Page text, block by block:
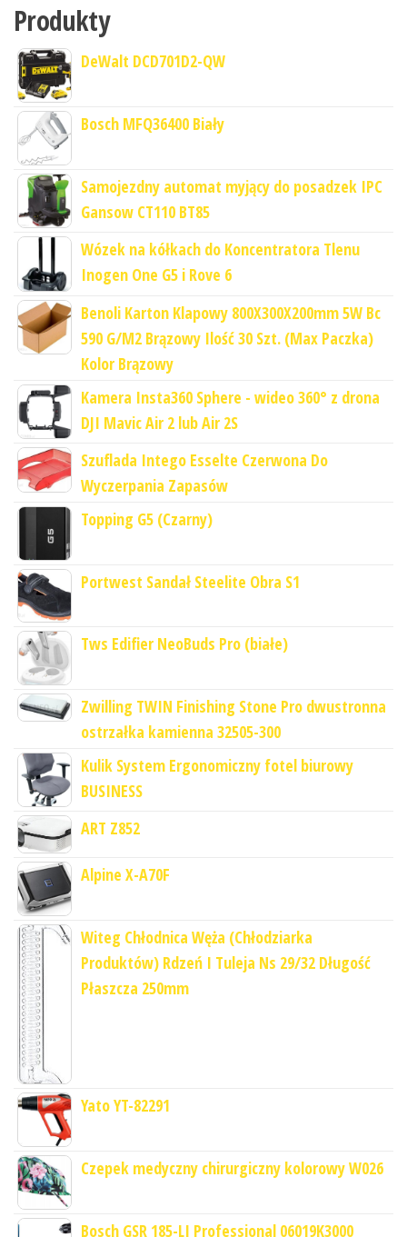
Produkty
DeWalt DCD701D2-QW
Bosch MFQ36400 Biały
Samojezdny automat myjący do posadzek IPC
Gansow CT110 BT85
Wózek na kółkach do Koncentratora Tlenu
Inogen One G5 i Rove 6
Benoli Karton Klapowy 800X300X200mm 5W Bc
590 G/M2 Brązowy Ilość 30 Szt. (Max Paczka)
Kolor Brązowy
Kamera Insta360 Sphere - wideo 360° z drona
DJI Mavic Air 2 lub Air 2S
Szuflada Intego Esselte Czerwona Do
Wyczerpania Zapasów
Topping G5 (Czarny)
Portwest Sandał Steelite Obra S1
Tws Edifier NeoBuds Pro (białe)
Zwilling TWIN Finishing Stone Pro dwustronna
ostrzałka kamienna 32505-300
Kulik System Ergonomiczny fotel biurowy
BUSINESS
ART Z852
Alpine X-A70F
Witeg Chłodnica Węża (Chłodziarka
Produktów) Rdzeń I Tuleja Ns 29/32 Długość
Płaszcza 250mm
Yato YT-82291
Czepek medyczny chirurgiczny kolorowy W026
Bosch GSR 185-LI Professional 06019K3000